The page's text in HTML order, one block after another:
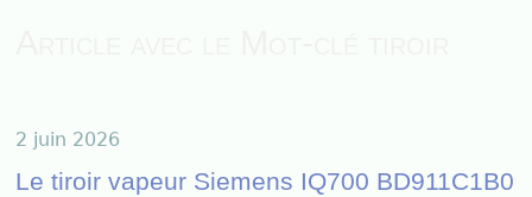
2 juin 2026
Le tiroir vapeur Siemens IQ700 BD911C1B0